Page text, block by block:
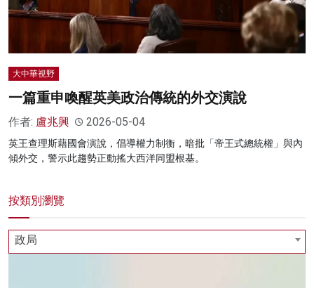
大中華視野
一篇重申喚醒英美政治傳統的外交演說
作者: 盧兆興 2026-05-04
英王查理斯藉國會演說，倡導權力制衡，暗批「帝王式總統權」與內
傾外交，警示此趨勢正動搖大西洋同盟根基。
按類別瀏覽
政局